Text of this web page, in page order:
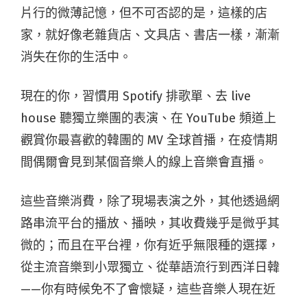
片行的微薄記憶，但不可否認的是，這樣的店
家，就好像老雜貨店、文具店、書店一樣，漸漸
消失在你的生活中。
現在的你，習慣用 Spotify 排歌單、去 live
house 聽獨立樂團的表演、在 YouTube 頻道上
觀賞你最喜歡的韓團的 MV 全球首播，在疫情期
間偶爾會見到某個音樂人的線上音樂會直播。
這些音樂消費，除了現場表演之外，其他透過網
路串流平台的播放、播映，其收費幾乎是微乎其
微的；而且在平台裡，你有近乎無限種的選擇，
從主流音樂到小眾獨立、從華語流行到西洋日韓
——你有時候免不了會懷疑，這些音樂人現在近